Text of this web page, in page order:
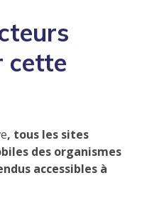
cette
, tous les sites
des organismes
accessibles à